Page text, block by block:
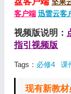
坚果
客户端 迅雷云客
视频版说明：
指引视频版
Tags： 必修4 课
现有新教